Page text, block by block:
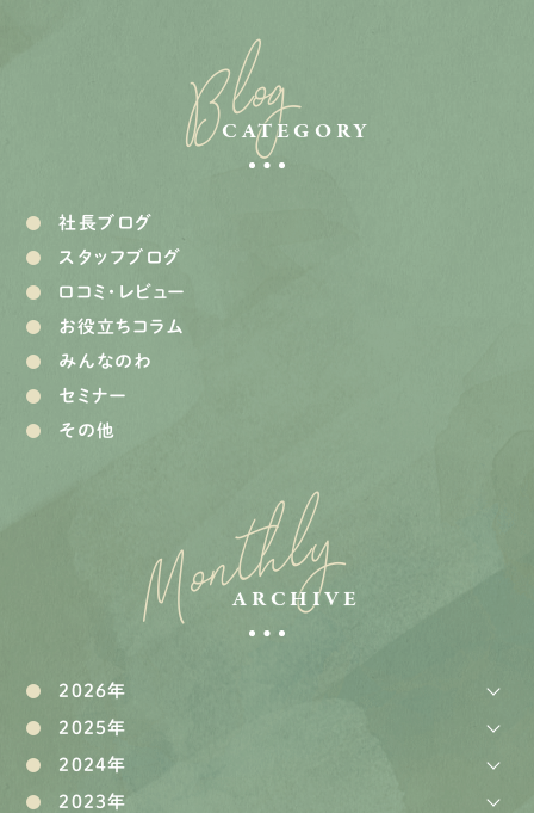
Blog
CATEGORY
社長ブログ
スタッフブログ
口コミ・レビュー
お役立ちコラム
みんなのわ
セミナー
その他
Monthly
ARCHIVE
2026年
2025年
2024年
2023年